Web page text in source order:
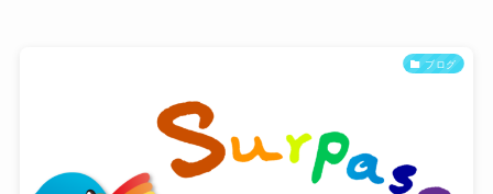
ブログ